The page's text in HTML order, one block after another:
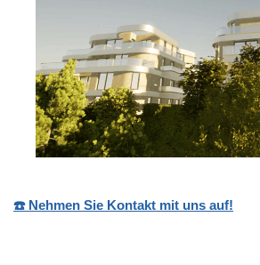
☎️ Nehmen Sie Kontakt mit uns auf!